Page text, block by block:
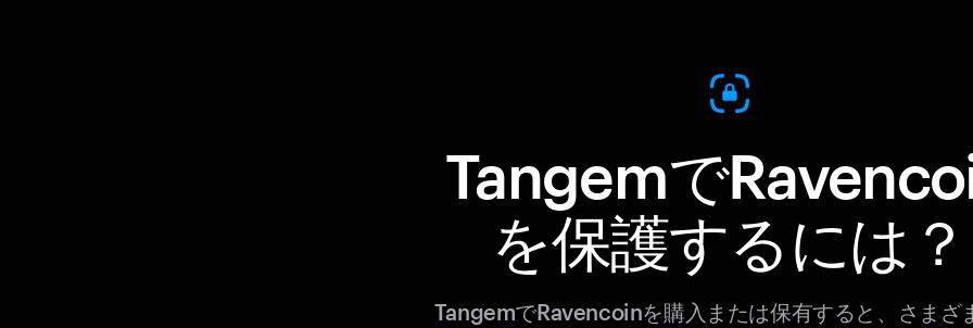
Tangemで
を保護するには？
TangemでRavencoinを購入または保有すると、さまざ